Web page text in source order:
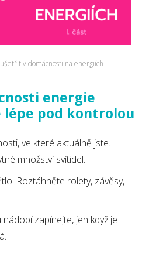
ušetřit v domácnosti na energiích
energie
pod kontrolou
ve které aktuálně jste.
množství svítidel.
Roztáhněte rolety, závěsy,
zapínejte, jen když je